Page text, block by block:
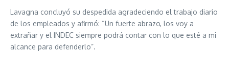
Lavagna concluyó su despedida agradeciendo el trabajo diario
de los empleados y afirmó: “Un fuerte abrazo, los voy a
extrañar y el INDEC siempre podrá contar con lo que esté a mi
alcance para defenderlo”.